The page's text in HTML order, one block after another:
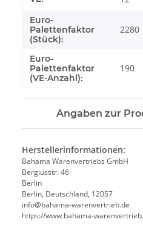
Euro-
Palettenfaktor
(Stück):
2280
Euro-
Palettenfaktor
(VE-Anzahl):
190
Angaben zur
Herstellerinformationen:
Bahama Warenvertriebs GmbH
Bergiusstr. 46
Berlin
Berlin, Deutschland, 12057
ed.beirtrevneraw-amahab@ofni
https://www.bahama-